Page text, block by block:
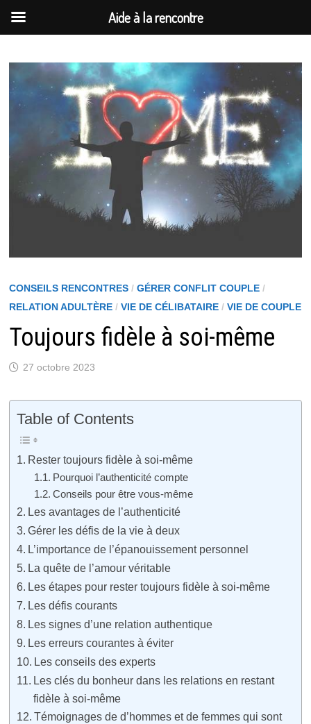
au
contenu
CONSEILS RENCONTRES/ GÉRER CONFLIT COUPLE/
RELATION ADULTÈRE/ VIE DE CÉLIBATAIRE/ VIE DE COUPLE
Toujours fidèle à soi-même
27 octobre 2023
Table of Contents
Rester toujours fidèle à soi-même
Pourquoi l’authenticité compte
Conseils pour être vous-même
Les avantages de l’authenticité
Gérer les défis de la vie à deux
L’importance de l’épanouissement personnel
La quête de l’amour véritable
Les étapes pour rester toujours fidèle à soi-même
Les défis courants
Les signes d’une relation authentique
Les erreurs courantes à éviter
Les conseils des experts
Les clés du bonheur dans les relations en restant
fidèle à soi-même
Témoignages de d’hommes et de femmes qui sont
Aide à la rencontre